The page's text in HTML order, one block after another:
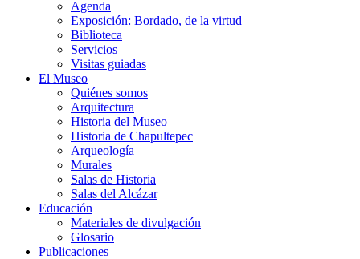
Agenda
Exposición: Bordado, de la virtud
Biblioteca
Servicios
Visitas guiadas
El Museo
Quiénes somos
Arquitectura
Historia del Museo
Historia de Chapultepec
Arqueología
Murales
Salas de Historia
Salas del Alcázar
Educación
Materiales de divulgación
Glosario
Publicaciones